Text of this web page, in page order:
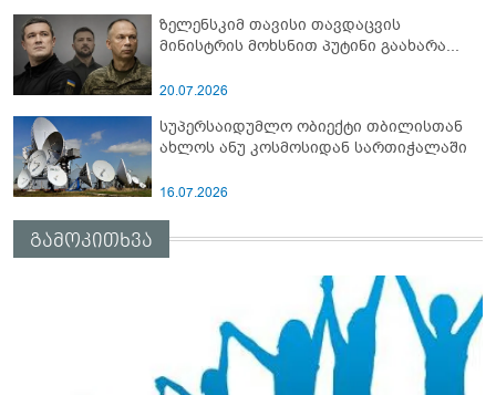
ზელენსკიმ თავისი თავდაცვის
მინისტრის მოხსნით პუტინი გაახარა...
20.07.2026
სუპერსაიდუმლო ობიექტი თბილისთან
ახლოს ანუ კოსმოსიდან სართიჭალაში
16.07.2026
გამოკითხვა